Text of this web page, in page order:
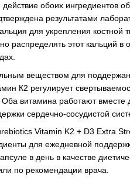
обоих ингредиентов
результатами
для укрепления костной
распределять этот кальций в
веществом для
К2 регулирует
витамина работают вместе
сердечно-сосудистой
Vitamin K2 + D3 Extra
для ежедневной
в день в качестве
по рекомендации врача.